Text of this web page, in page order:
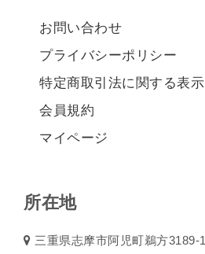
お問い合わせ
プライバシーポリシー
特定商取引法に関する表示
会員規約
マイページ
所在地
三重県志摩市阿児町鵜方3189-1